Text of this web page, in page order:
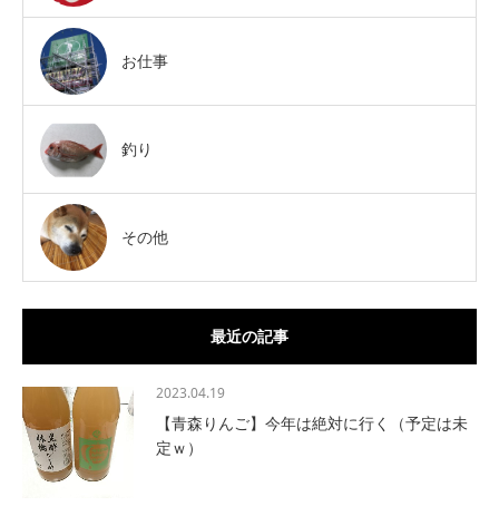
お仕事
釣り
その他
最近の記事
2023.04.19
【青森りんご】今年は絶対に行く（予定は未
定ｗ）